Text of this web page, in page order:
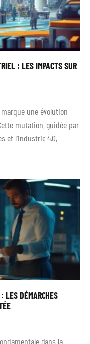
: LES IMPACTS SUR
une évolution
mutation, guidée par
et l’industrie 4.0,
LES DÉMARCHES
dans la